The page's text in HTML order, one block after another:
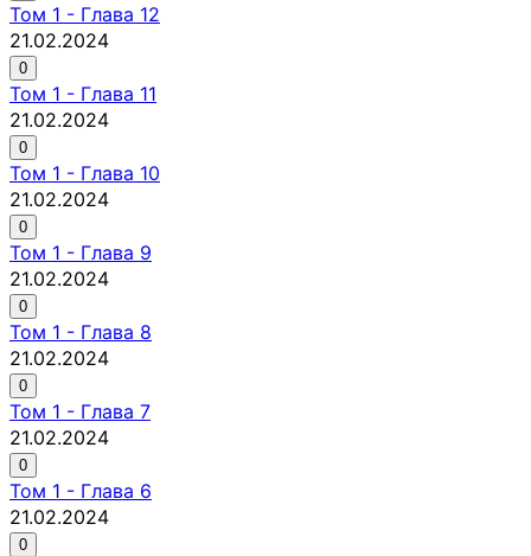
Том 1 - Глава 12
21.02.2024
0
Том 1 - Глава 11
21.02.2024
0
Том 1 - Глава 10
21.02.2024
0
Том 1 - Глава 9
21.02.2024
0
Том 1 - Глава 8
21.02.2024
0
Том 1 - Глава 7
21.02.2024
0
Том 1 - Глава 6
21.02.2024
0